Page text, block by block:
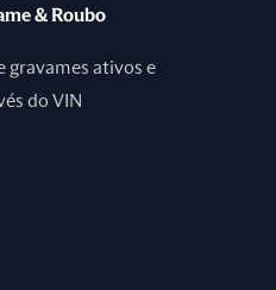
& Roubo
gravames ativos e
do VIN